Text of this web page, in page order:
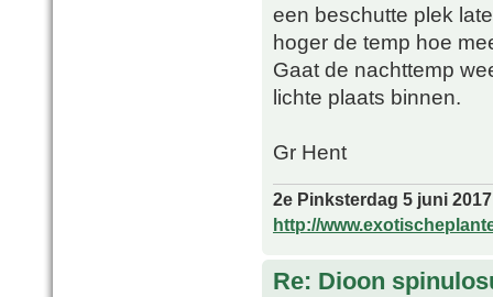
een beschutte plek
hoger de temp hoe
Gaat de nachttemp
lichte plaats binnen.
Gr Hent
2e Pinksterdag 5 juni
http://
Re: Dioon